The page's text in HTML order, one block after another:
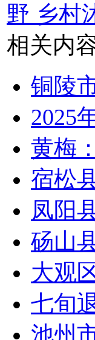
野 乡村
相关内
铜陵
2025
黄梅
宿松
凤阳
砀山
大观
七旬
池州